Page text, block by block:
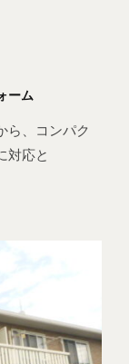
ーム
ら、コンパク
対応と